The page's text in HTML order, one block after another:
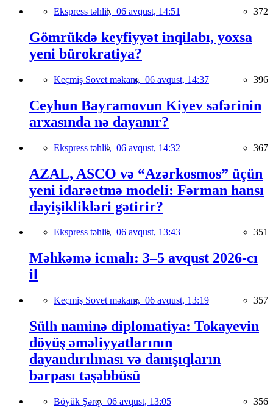
Ekspress təhlil, 06 avqust, 14:51 372
Gömrükdə keyfiyyət inqilabı, yoxsa
yeni bürokratiya?
Keçmiş Sovet məkanı, 06 avqust, 14:37 396
Ceyhun Bayramovun Kiyev səfərinin
arxasında nə dayanır?
Ekspress təhlil, 06 avqust, 14:32 367
AZAL, ASCO və “Azərkosmos” üçün
yeni idarəetmə modeli: Fərman hansı
dəyişiklikləri gətirir?
Ekspress təhlil, 06 avqust, 13:43 351
Məhkəmə icmalı: 3–5 avqust 2026-cı
il
Keçmiş Sovet məkanı, 06 avqust, 13:19 357
Sülh naminə diplomatiya: Tokayevin
döyüş əməliyyatlarının
dayandırılması və danışıqların
bərpası təşəbbüsü
Böyük Şərq, 06 avqust, 13:05 356